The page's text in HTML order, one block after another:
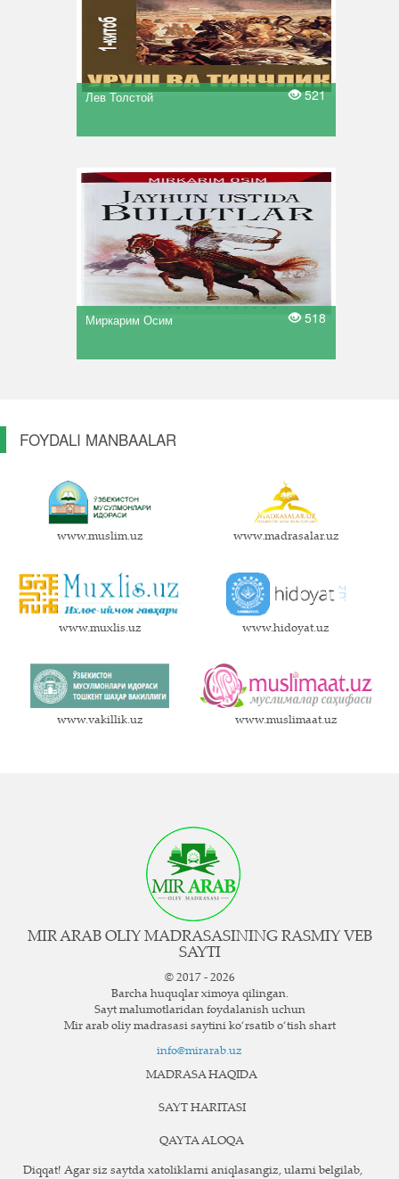
Лев Толстой 521
Миркарим Осим 518
FOYDALI MANBAALAR
www.muslim.uz www.madrasalar.uz
www.muxlis.uz www.hidoyat.uz
www.vakillik.uz www.muslimaat.uz
MIR ARAB OLIY MADRASASINING RASMIY VEB
SAYTI
© 2017 - 2026
Barcha huquqlar ximoya qilingan.
Sayt ma`lumotlaridan foydalanish uchun
Mir arab oliy madrasasi saytini ko‘rsatib o‘tish shart
info@mirarab.uz
MADRASA HAQIDA
SAYT HARITASI
QAYTA ALOQA
Diqqat! Agar siz saytda xatoliklarni aniqlasangiz, ularni belgilab,